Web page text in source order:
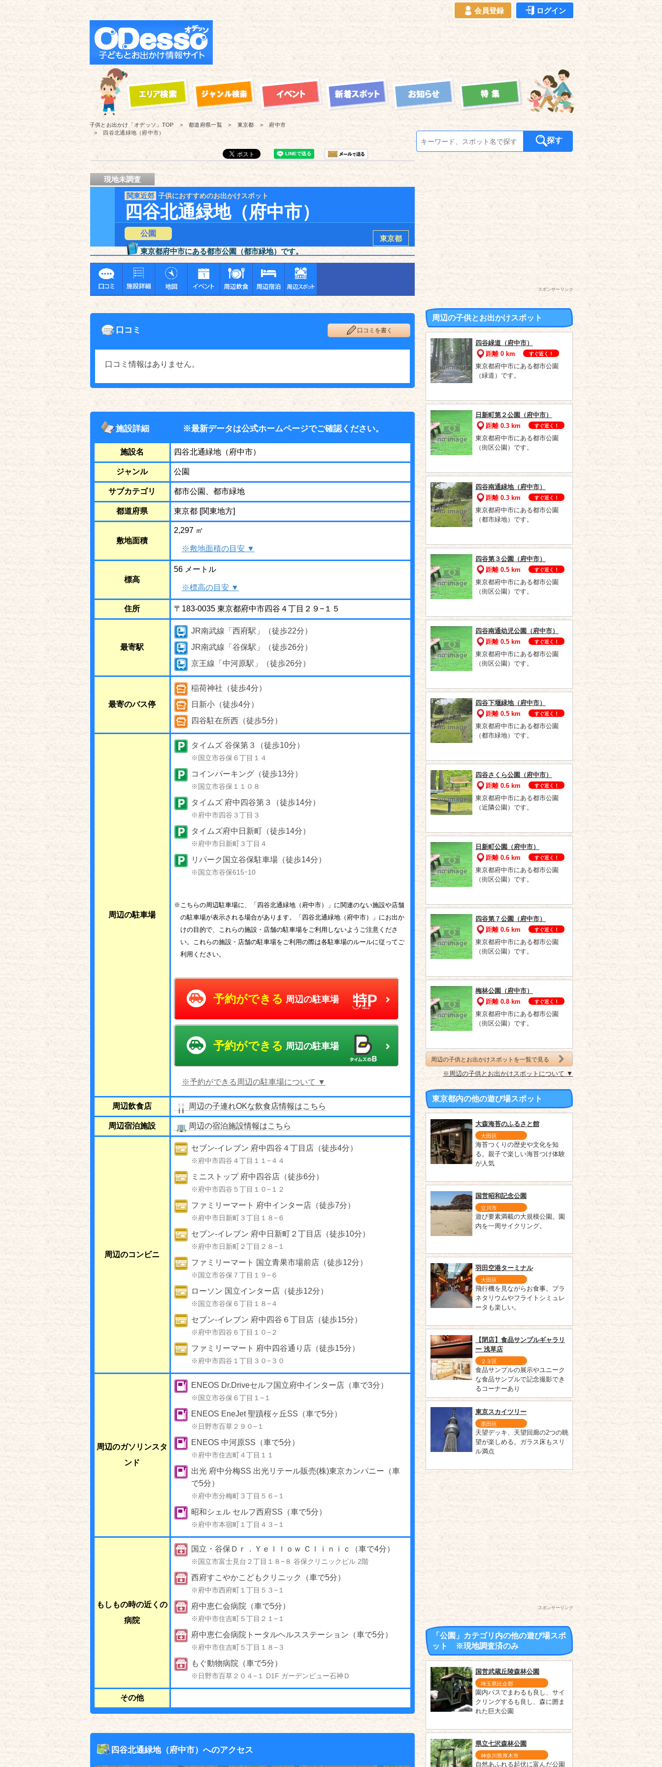
会員登録 ログイン
子供とお出かけ「オデッソ」 TOP 都道府県一覧 東京都
府中市
四谷北通緑地（府中市）
探す
現地未調査
関東近郊 子供におすすめのお出かけスポット
四谷北通緑地（府中市）
公園
東京都
東京都府中市にある都市公園（都市緑地）です。
口コミ 口コミを書く
口コミ情報はありません。
施設詳細 ※最新データは公式ホームページでご確認ください。
施設名 四谷北通緑地（府中市）
ジャンル 公園
サブカテゴリ 都市公園、都市緑地
都道府県 東京都 [関東地方]
敷地面積
2,297 ㎡
※敷地面積の目安 ▼
標高
56 メートル
※標高の目安 ▼
住所 〒183-0035 東京都府中市四谷４丁目２９−１５
最寄駅
JR南武線「西府駅」（徒歩22分）
JR南武線「谷保駅」（徒歩26分）
京王線「中河原駅」（徒歩26分）
最寄のバス停
稲荷神社（徒歩4分）
日新小（徒歩4分）
四谷駐在所西（徒歩5分）
周辺の駐車場
タイムズ 谷保第３（徒歩10分）
※国立市谷保６丁目１４
コインパーキング（徒歩13分）
※国立市谷保１１０８
タイムズ 府中四谷第３（徒歩14分）
※府中市四谷３丁目３
タイムズ府中日新町（徒歩14分）
※府中市日新町３丁目４
リパーク国立谷保駐車場（徒歩14分）
※国立市谷保615ｰ10
※こちらの周辺駐車場に、「四谷北通緑地（府中市）」に関連のない施設や店舗
の駐車場が表示される場合があります。「四谷北通緑地（府中市）」にお出か
けの目的で、これらの施設・店舗の駐車場をご利用しないようご注意くださ
い。これらの施設・店舗の駐車場をご利用の際は各駐車場のルールに従ってご
利用ください。
予約ができる 周辺の駐車場
予約ができる 周辺の駐車場
※予約ができる周辺の駐車場について ▼
周辺飲食店 周辺の子連れOKな飲食店情報はこちら
周辺宿泊施設 周辺の宿泊施設情報はこちら
周辺のコンビニ
セブン-イレブン 府中四谷４丁目店（徒歩4分）
※府中市四谷４丁目１１−４４
ミニストップ 府中四谷店（徒歩6分）
※府中市四谷５丁目１０−１２
ファミリーマート 府中インター店（徒歩7分）
※府中市日新町３丁目１８−６
セブン-イレブン 府中日新町２丁目店（徒歩10分）
※府中市日新町２丁目２８−１
ファミリーマート 国立青果市場前店（徒歩12分）
※国立市谷保７丁目１９−６
ローソン 国立インター店（徒歩12分）
※国立市谷保６丁目１８−４
セブン-イレブン 府中四谷６丁目店（徒歩15分）
※府中市四谷６丁目１０−２
ファミリーマート 府中四谷通り店（徒歩15分）
※府中市四谷１丁目３０−３０
周辺のガソリンスタ
ンド
ENEOS Dr.Driveセルフ国立府中インター店（車で3分）
※国立市谷保６丁目１−１
ENEOS EneJet 聖蹟桜ヶ丘SS（車で5分）
※日野市百草２９０−１
ENEOS 中河原SS（車で5分）
※府中市住吉町４丁目１１
出光 府中分梅SS 出光リテール販売(株)東京カンパニー（車
で5分）
※府中市分梅町３丁目５６−１
昭和シェル セルフ西府SS（車で5分）
※府中市本宿町１丁目４３−１
もしもの時の近くの
病院
国立・谷保Ｄｒ．Ｙｅｌｌｏｗ Ｃｌｉｎｉｃ（車で4分）
※国立市富士見台２丁目１８−８ 谷保クリニックビル 2階
西府すこやかこどもクリニック（車で5分）
※府中市西府町１丁目５３−１
府中恵仁会病院（車で5分）
※府中市住吉町５丁目２１−１
府中恵仁会病院トータルヘルスステーション（車で5分）
※府中市住吉町５丁目１８−３
もぐ動物病院（車で5分）
※日野市百草２０４−１ D1F ガーデンビュー石神Ｄ
その他
四谷北通緑地（府中市）へのアクセス
スポンサーリンク
周辺の子供とお出かけスポット
四谷緑道（府中市）
距離 0 km
すぐ近く！
東京都府中市にある都市公園
（緑道）です。
日新町第２公園（府中市）
距離 0.3 km
すぐ近く！
東京都府中市にある都市公園
（街区公園）です。
四谷南通緑地（府中市）
距離 0.3 km
すぐ近く！
東京都府中市にある都市公園
（都市緑地）です。
四谷第３公園（府中市）
距離 0.5 km
すぐ近く！
東京都府中市にある都市公園
（街区公園）です。
四谷南通幼児公園（府中市）
距離 0.5 km
すぐ近く！
東京都府中市にある都市公園
（街区公園）です。
四谷下堰緑地（府中市）
距離 0.5 km
すぐ近く！
東京都府中市にある都市公園
（都市緑地）です。
四谷さくら公園（府中市）
距離 0.6 km
すぐ近く！
東京都府中市にある都市公園
（近隣公園）です。
日新町公園（府中市）
距離 0.6 km
すぐ近く！
東京都府中市にある都市公園
（街区公園）です。
四谷第７公園（府中市）
距離 0.6 km
すぐ近く！
東京都府中市にある都市公園
（街区公園）です。
梅林公園（府中市）
距離 0.8 km
すぐ近く！
東京都府中市にある都市公園
（街区公園）です。
周辺の子供とお出かけスポットを一覧で見る
※周辺の子供とお出かけスポットについて ▼
東京都内の他の遊び場スポット
大森海苔のふるさと館
大田区
海苔つくりの歴史や文化を知
る。親子で楽しい海苔つけ体験
が人気
国営昭和記念公園
立川市
遊び要素満載の大規模公園。園
内を一周サイクリング。
羽田空港ターミナル
大田区
飛行機を見ながらお食事。プラ
ネタリウムやフライトシミュレ
ータも楽しい。
【閉店】食品サンプルギャラリ
ー 浅草店
２３区
食品サンプルの展示やユニーク
な食品サンプルで記念撮影でき
るコーナーあり
東京スカイツリー
墨田区
天望デッキ、天望回廊の2つの眺
望が楽しめる。ガラス床もスリ
ル満点
スポンサーリンク
「公園」カテゴリ内の他の遊び場スポ
ット ※現地調査済のみ
国営武蔵丘陵森林公園
埼玉県比企郡
園内バスでまわるも良し、サイ
クリングするも良し、森に囲ま
れた巨大公園
県立七沢森林公園
神奈川県厚木市
自然あふれる起伏に富んだ公園